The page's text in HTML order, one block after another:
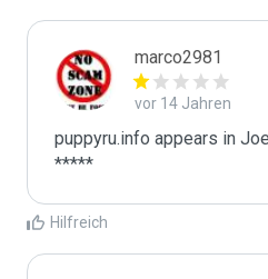
marco2981
vor 14 Jahren
puppyru.info appears in
*****
Hilfreich